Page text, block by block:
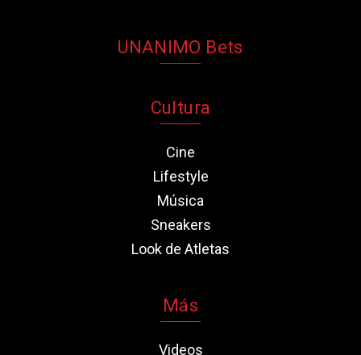
UNANIMO Bets
Cultura
Cine
Lifestyle
Música
Sneakers
Look de Atletas
Más
Videos